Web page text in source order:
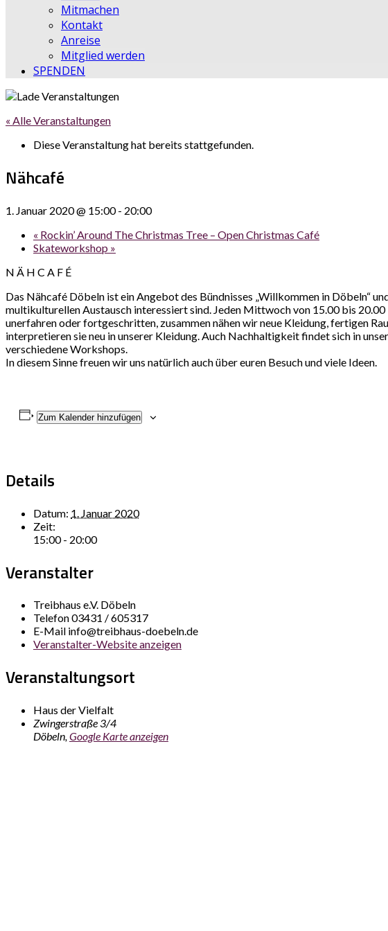
Mitmachen
Kontakt
Anreise
Mitglied werden
SPENDEN
« Alle Veranstaltungen
Diese Veranstaltung hat bereits stattgefunden.
Nähcafé
1. Januar 2020 @ 15:00- 20:00
« Rockin’ Around The Christmas Tree – Open Christmas Café
Skateworkshop »
N Ä H C A F É
Das Nähcafé Döbeln ist ein Angebot des Bündnisses „Willkommen in Döbeln“
multikulturellen Austausch interessiert sind. Jeden Mittwoch von 15.00 bis
unerfahren oder fortgeschritten, zusammen nähen wir neue Kleidung, fertigen
interpretieren sie neu in unserer Kleidung. Auch Nachhaltigkeit findet sich in
verschiedene Workshops.
In diesem Sinne freuen wir uns natürlich auch über euren Besuch und viele Ideen.
Zum Kalender hinzufügen
Details
Datum: 1. Januar 2020
Zeit:
15:00 - 20:00
Veranstalter
Treibhaus e.V. Döbeln
Telefon03431 / 605317
E-Mail info@treibhaus-doebeln.de
Veranstalter-Website anzeigen
Veranstaltungsort
Haus der Vielfalt
Zwingerstraße 3/4
Döbeln,Google Karte anzeigen